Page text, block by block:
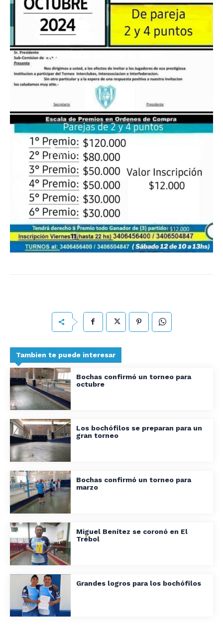
Tambien te puede interesar
Bochas confirmó un torneo para
octubre
Los bochófilos se preparan para un
gran torneo
Bochas confirmó un torneo para
marzo
Miguel Benítez se coronó en El
Trébol
Grandes logros para los bochófilos